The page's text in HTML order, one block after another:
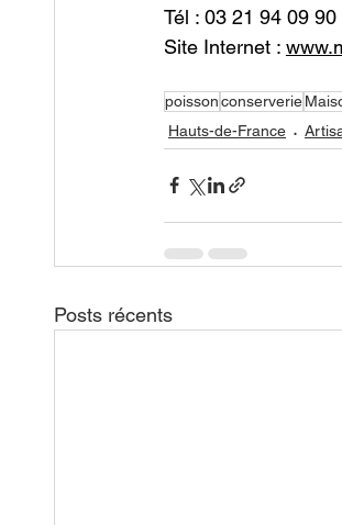
Tél : 03 21 94 09 90
Site Internet :
poissonconserverie
Hauts-de-France
Posts récents